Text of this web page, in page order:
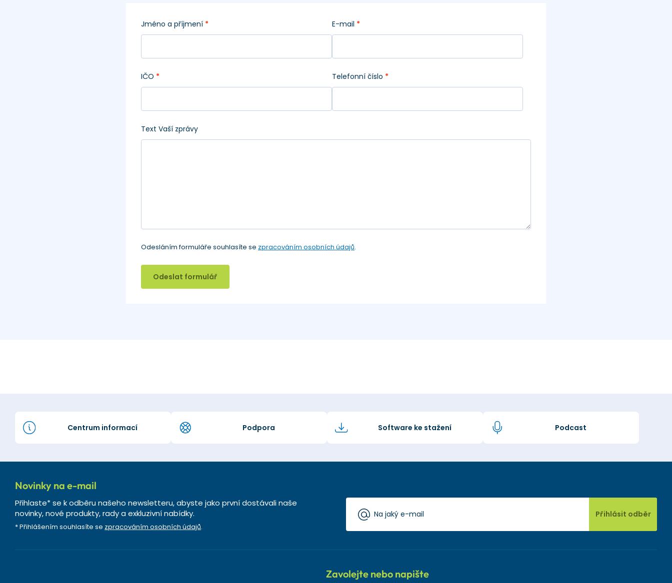
Jméno a příjmení * E-mail *
IČO * Telefonní číslo *
Text Vaší zprávy
Odesláním formuláře souhlasíte se zpracováním osobních údajů.
Odeslat formulář
Centrum informací Podpora Software ke stažení Podcast
Novinky na e-mail
Přihlaste* se k odběru našeho newsletteru, abyste jako první dostávali naše
novinky, nové produkty, rady a exkluzivní nabídky.
* Přihlášením souhlasíte se zpracováním osobních údajů.
Přihlásit odběr
Zavolejte nebo napište